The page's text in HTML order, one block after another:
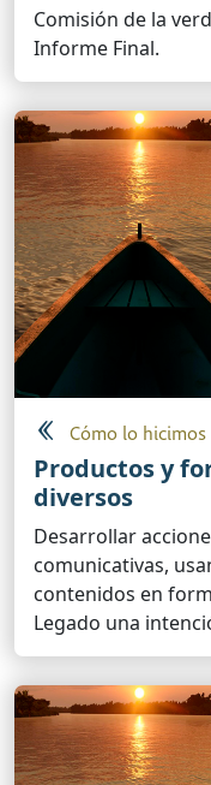
Comisión de la
Informe Final.
Cómo lo hicimos
Productos y
diversos
Desarrollar
comunicativas,
contenidos en
Legado una